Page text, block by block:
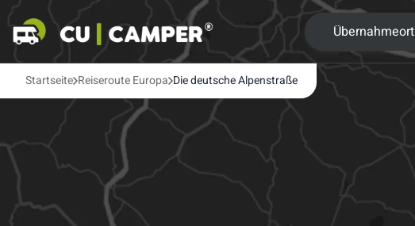
Übernahmeort
Startseite Reiseroute Europa Die deutsche Alpenstraße